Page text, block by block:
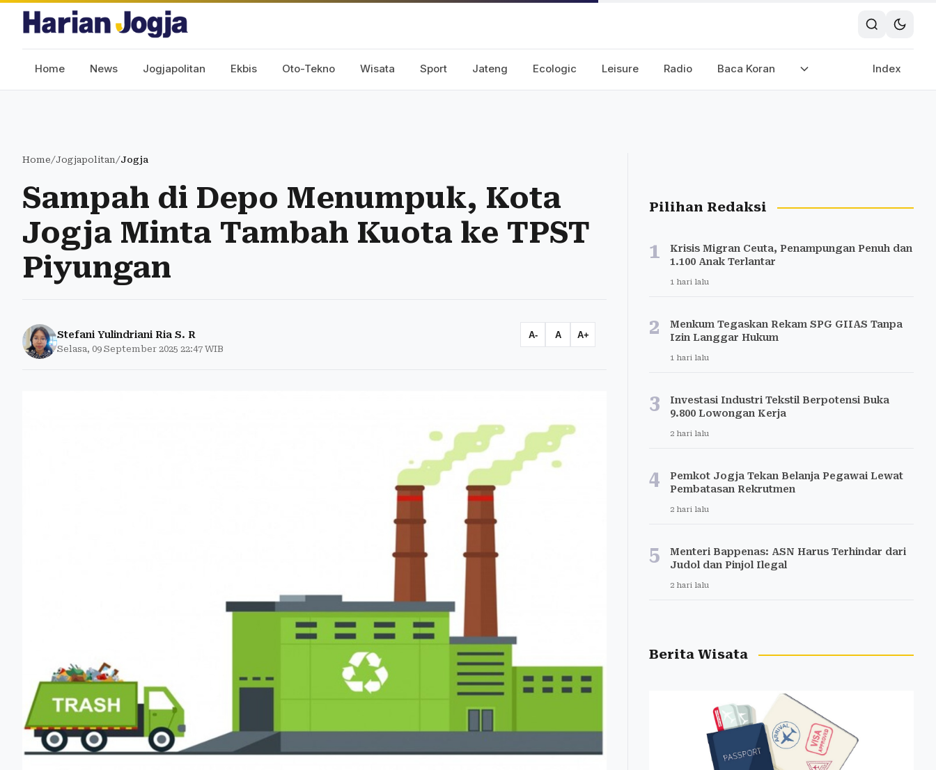
Home News Jogjapolitan Ekbis Oto-Tekno Wisata Sport Jateng Ecologic Leisure Radio Baca Koran Index
Home/Jogjapolitan/Jogja
Sampah di Depo Menumpuk, Kota
Jogja Minta Tambah Kuota ke TPST
Piyungan
Stefani Yulindriani Ria S. R
Selasa, 09 September 2025 22:47 WIB
A- A A+
Pilihan Redaksi
1
Krisis Migran Ceuta, Penampungan Penuh dan
1.100 Anak Terlantar
1 hari lalu
2
Menkum Tegaskan Rekam SPG GIIAS Tanpa
Izin Langgar Hukum
1 hari lalu
3
Investasi Industri Tekstil Berpotensi Buka
9.800 Lowongan Kerja
2 hari lalu
4
Pemkot Jogja Tekan Belanja Pegawai Lewat
Pembatasan Rekrutmen
2 hari lalu
5
Menteri Bappenas: ASN Harus Terhindar dari
Judol dan Pinjol Ilegal
2 hari lalu
Berita Wisata